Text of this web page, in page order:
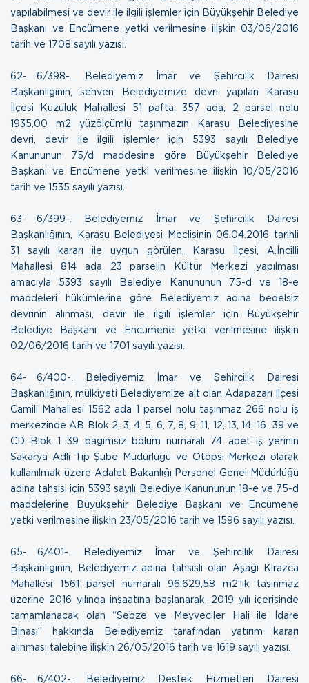
yapılabilmesi ve devir ile ilgili işlemler için Büyükşehir Belediye
Başkanı ve Encümene yetki verilmesine ilişkin 03/06/2016
tarih ve 1708 sayılı yazısı.
62- 6/398-. Belediyemiz İmar ve Şehircilik Dairesi
Başkanlığının, sehven Belediyemize devri yapılan Karasu
İlçesi Kuzuluk Mahallesi 51 pafta, 357 ada, 2 parsel nolu
1935,00 m2 yüzölçümlü taşınmazın Karasu Belediyesine
devri, devir ile ilgili işlemler için 5393 sayılı Belediye
Kanununun 75/d maddesine göre Büyükşehir Belediye
Başkanı ve Encümene yetki verilmesine ilişkin 10/05/2016
tarih ve 1535 sayılı yazısı.
63- 6/399-. Belediyemiz İmar ve Şehircilik Dairesi
Başkanlığının, Karasu Belediyesi Meclisinin 06.04.2016 tarihli
31 sayılı kararı ile uygun görülen, Karasu İlçesi, A.İncilli
Mahallesi 814 ada 23 parselin Kültür Merkezi yapılması
amacıyla 5393 sayılı Belediye Kanununun 75-d ve 18-e
maddeleri hükümlerine göre Belediyemiz adına bedelsiz
devrinin alınması, devir ile ilgili işlemler için Büyükşehir
Belediye Başkanı ve Encümene yetki verilmesine ilişkin
02/06/2016 tarih ve 1701 sayılı yazısı.
64- 6/400-. Belediyemiz İmar ve Şehircilik Dairesi
Başkanlığının, mülkiyeti Belediyemize ait olan Adapazarı İlçesi
Camili Mahallesi 1562 ada 1 parsel nolu taşınmaz 266 nolu iş
merkezinde AB Blok 2, 3, 4, 5, 6, 7, 8, 9, 11, 12, 13, 14, 16…39 ve
CD Blok 1…39 bağımsız bölüm numaralı 74 adet iş yerinin
Sakarya Adli Tıp Şube Müdürlüğü ve Otopsi Merkezi olarak
kullanılmak üzere Adalet Bakanlığı Personel Genel Müdürlüğü
adına tahsisi için 5393 sayılı Belediye Kanununun 18-e ve 75-d
maddelerine Büyükşehir Belediye Başkanı ve Encümene
yetki verilmesine ilişkin 23/05/2016 tarih ve 1596 sayılı yazısı.
65- 6/401-. Belediyemiz İmar ve Şehircilik Dairesi
Başkanlığının, Belediyemiz adına tahsisli olan Aşağı Kirazca
Mahallesi 1561 parsel numaralı 96.629,58 m2’lik taşınmaz
üzerine 2016 yılında inşaatına başlanarak, 2019 yılı içerisinde
tamamlanacak olan “Sebze ve Meyveciler Hali ile İdare
Binası” hakkında Belediyemiz tarafından yatırım kararı
alınması talebine ilişkin 26/05/2016 tarih ve 1619 sayılı yazısı.
66- 6/402-. Belediyemiz Destek Hizmetleri Dairesi